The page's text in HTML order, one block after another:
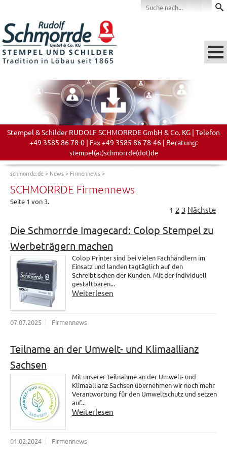
Stempel & Schilder RUDOLF SCHMORRDE GmbH & Co. KG | Telefon
+49 3585 86 78-0 | Fax +49 3585 86 78-46 | Beratung:
stempel(at)schmorrde(dot)de
schmorrde.de> News> Firmennews>
SCHMORRDE Firmennews
Seite 1 von 3.
1 2 3 Nächste
Die Schmorrde Imagecard: Colop Stempel zu
Werbeträgern machen
Colop Printer sind bei vielen Fachhändlern im
Einsatz und landen tagtäglich auf den
Schreibtischen der Kunden. Mit der individuell
gestaltbaren...
Weiterlesen
07.07.2025 Firmennews
Teilname an der Umwelt- und Klimaallianz
Sachsen
Mit unserer Teilnahme an der Umwelt- und
Klimaallianz Sachsen übernehmen wir noch mehr
Verantwortung für den Umweltschutz und setzen
auf...
Weiterlesen
01.02.2024 Firmennews